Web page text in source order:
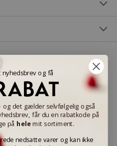
og få
og det gælder selvfølgelig også
får du en rabatkode på
på helemit sortiment.
nedsatte varer og kan ikke